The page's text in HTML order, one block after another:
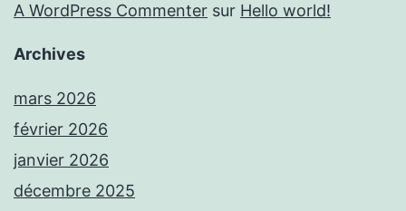
A WordPress Commenter sur Hello world!
Archives
mars 2026
février 2026
janvier 2026
décembre 2025